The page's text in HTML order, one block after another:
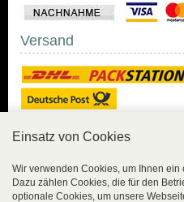
Versand
Sicher
Einsatz von Cookies
Wir verwenden Cookies, um Ihnen
Dazu zählen Cookies, die für den
optionale Cookies, um unsere